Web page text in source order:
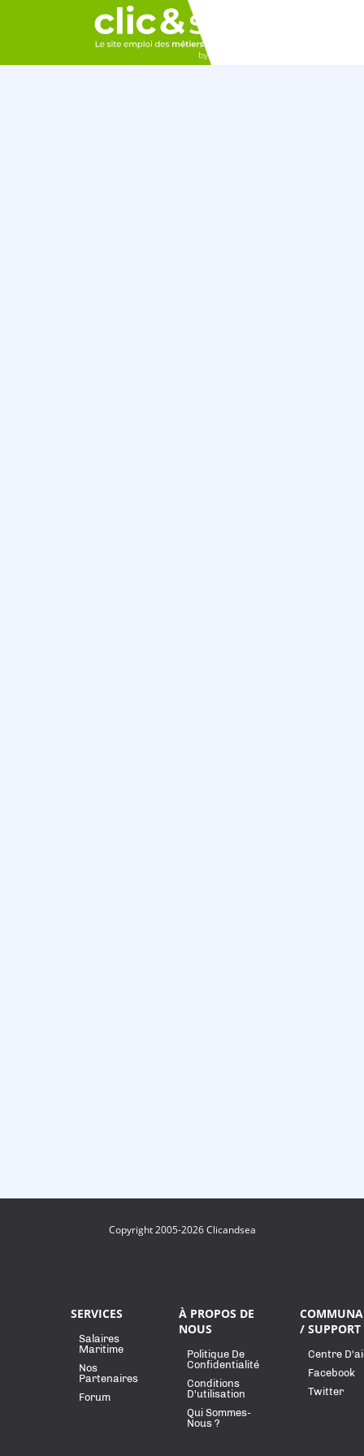
Copyright 2005-2026 Clicandsea
SERVICES
Salaires
Maritime
Nos
Partenaires
Forum
À PROPOS DE
NOUS
Politique De
Confidentialité
Conditions
D'utilisation
Qui Sommes-
Nous ?
/ SUPPORT
Centre
Facebook
Twitter